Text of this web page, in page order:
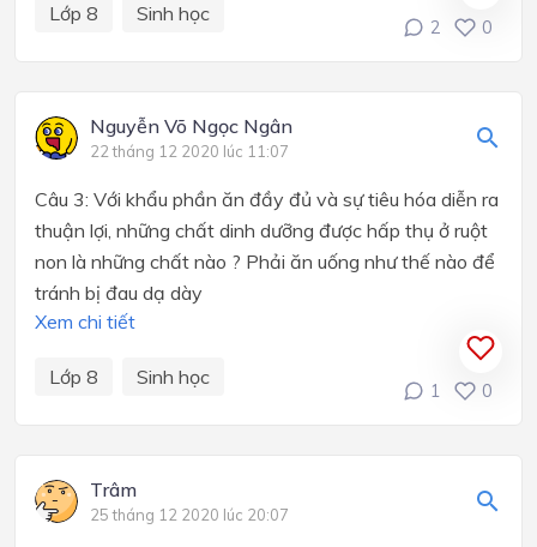
Lớp 8 Sinh học
2 0
Nguyễn Võ Ngọc Ngân
22 tháng 12 2020 lúc 11:07
Câu 3: Với khẩu phần ăn đầy đủ và sự tiêu hóa diễn ra
thuận lợi, những chất dinh dưỡng được hấp thụ ở ruột
non là những chất nào ? Phải ăn uống như thế nào để
tránh bị đau dạ dày
Xem chi tiết
Lớp 8 Sinh học
1 0
Trâm
25 tháng 12 2020 lúc 20:07